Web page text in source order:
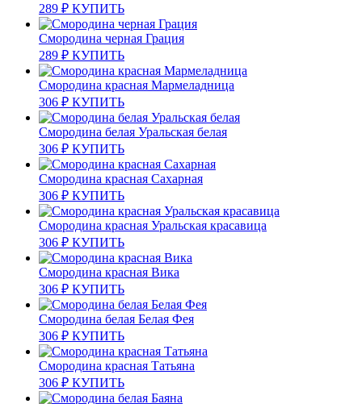
289 ₽ КУПИТЬ
Смородина черная Грация
289 ₽ КУПИТЬ
Смородина красная Мармеладница
306 ₽ КУПИТЬ
Смородина белая Уральская белая
306 ₽ КУПИТЬ
Смородина красная Сахарная
306 ₽ КУПИТЬ
Смородина красная Уральская красавица
306 ₽ КУПИТЬ
Смородина красная Вика
306 ₽ КУПИТЬ
Смородина белая Белая Фея
306 ₽ КУПИТЬ
Смородина красная Татьяна
306 ₽ КУПИТЬ